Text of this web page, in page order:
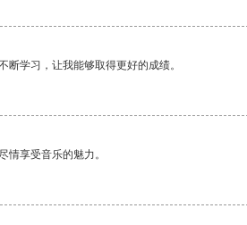
学习，让我能够取得更好的成绩。
情享受音乐的魅力。